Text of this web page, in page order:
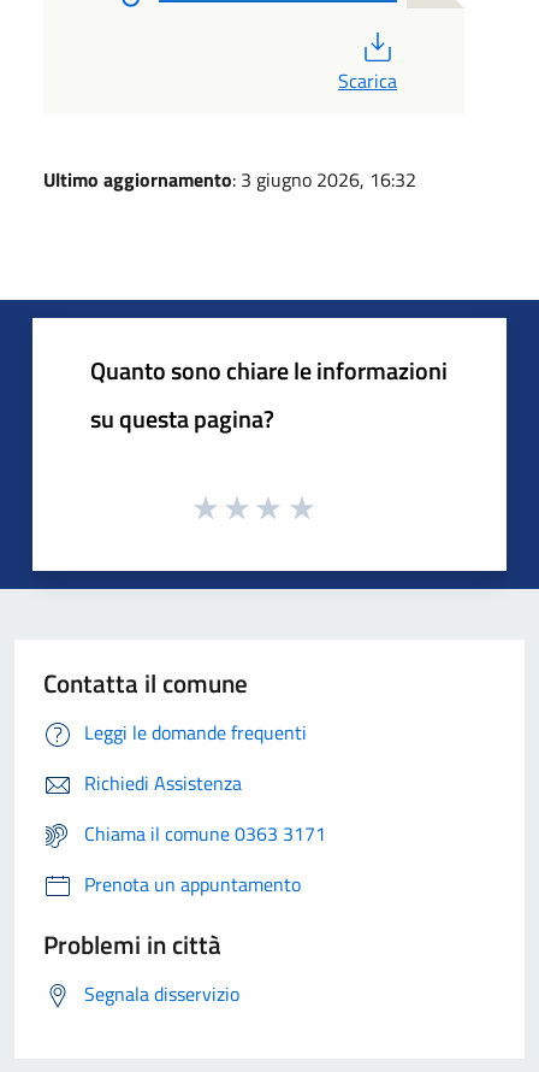
Scarica
Ultimo aggiornamento: 3 giugno 2026, 16:32
Quanto sono chiare le informazioni
su questa pagina?
Contatta il comune
Leggi le domande frequenti
Richiedi Assistenza
Chiama il comune 0363 3171
Prenota un appuntamento
Problemi in città
Segnala disservizio